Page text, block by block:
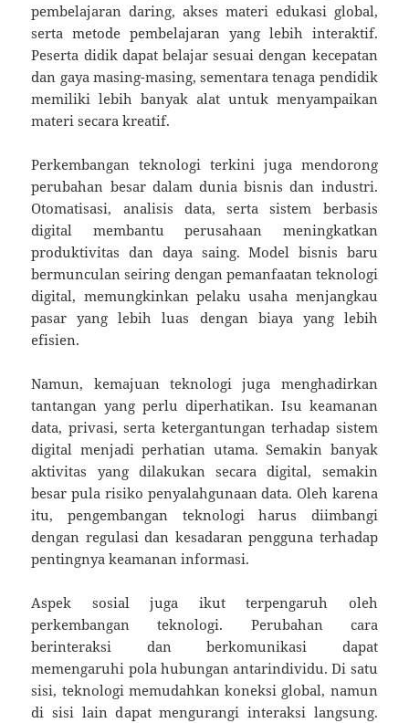
pembelajaran daring, akses materi edukasi global,
serta metode pembelajaran yang lebih interaktif.
Peserta didik dapat belajar sesuai dengan kecepatan
dan gaya masing-masing, sementara tenaga pendidik
memiliki lebih banyak alat untuk menyampaikan
materi secara kreatif.
Perkembangan teknologi terkini juga mendorong
perubahan besar dalam dunia bisnis dan industri.
Otomatisasi, analisis data, serta sistem berbasis
digital membantu perusahaan meningkatkan
produktivitas dan daya saing. Model bisnis baru
bermunculan seiring dengan pemanfaatan teknologi
digital, memungkinkan pelaku usaha menjangkau
pasar yang lebih luas dengan biaya yang lebih
efisien.
Namun, kemajuan teknologi juga menghadirkan
tantangan yang perlu diperhatikan. Isu keamanan
data, privasi, serta ketergantungan terhadap sistem
digital menjadi perhatian utama. Semakin banyak
aktivitas yang dilakukan secara digital, semakin
besar pula risiko penyalahgunaan data. Oleh karena
itu, pengembangan teknologi harus diimbangi
dengan regulasi dan kesadaran pengguna terhadap
pentingnya keamanan informasi.
Aspek sosial juga ikut terpengaruh oleh
perkembangan teknologi. Perubahan cara
berinteraksi dan berkomunikasi dapat
memengaruhi pola hubungan antarindividu. Di satu
sisi, teknologi memudahkan koneksi global, namun
di sisi lain dapat mengurangi interaksi langsung.